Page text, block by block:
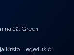
na 12. Green
Krsto Hegedušić: